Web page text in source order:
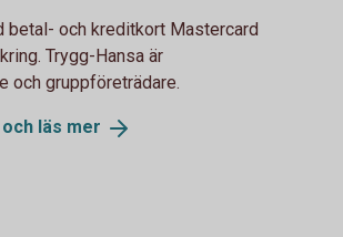
betal- och kreditkort Mastercard
Trygg-Hansa är
och gruppföreträdare.
läs mer